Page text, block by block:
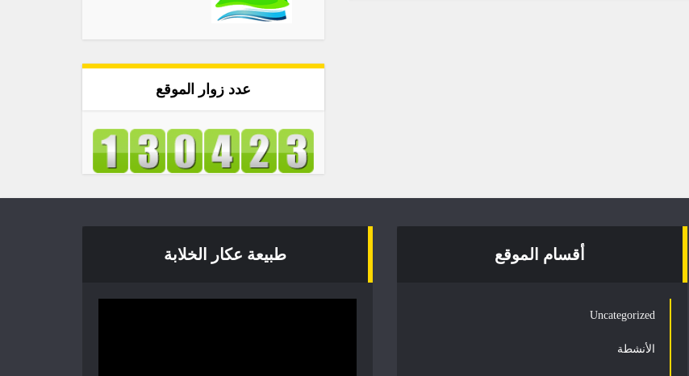
عدد زوار الموقع
طبيعة عكار الخلابة أقسام الموقع
Uncategorized
الأنشطة